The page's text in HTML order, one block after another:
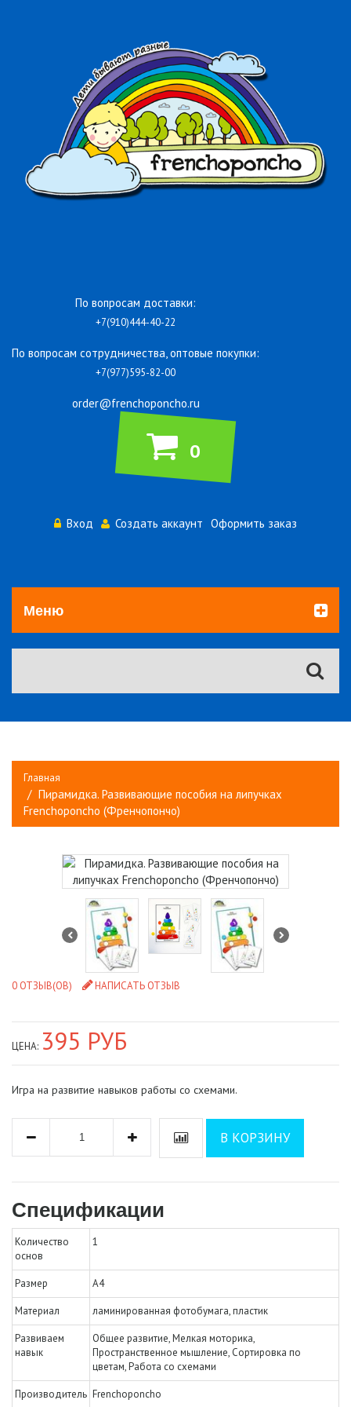
По вопросам доставки:
+7(910)444-40-22
По вопросам сотрудничества, оптовые покупки:
+7(977)595-82-00
order@frenchoponcho.ru
0
Вход Создать аккаунт Оформить заказ
Меню
Главная
Пирамидка. Развивающие пособия на липучках
Frenchoponcho (Френчопончо)
0 ОТЗЫВ(ОВ) НАПИСАТЬ ОТЗЫВ
ЦЕНА: 395 РУБ
Игра на развитие навыков работы со схемами.
В КОРЗИНУ
Спецификации
Количество
основ
1
Размер А4
Материал ламинированная фотобумага,пластик
Развиваем
навык
Общее развитие,Мелкая моторика,
Пространственное мышление, Сортировка по
цветам,Работа со схемами
Производитель Frenchoponcho